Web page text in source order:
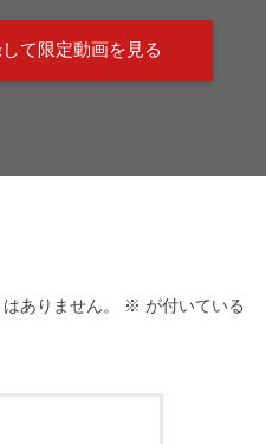
て限定動画を見る
ありません。 ※ が付いている